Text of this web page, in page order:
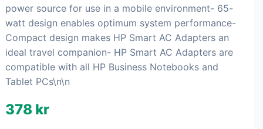
power source for use in a mobile environment- 65-
watt design enables optimum system performance-
Compact design makes HP Smart AC Adapters an
ideal travel companion- HP Smart AC Adapters are
compatible with all HP Business Notebooks and
Tablet PCs\n\n
378 kr